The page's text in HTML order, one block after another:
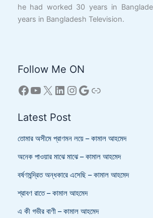
he had worked 30 years in
years in Bangladesh Television.
Follow Me ON
Latest Post
তোমার অসীমে প্রাণমন লয়ে – কামাল আহমেদ
অনেক পাওয়ার মাঝে মাঝে – কামাল আহমেদ
বর্ষণমন্দ্রিত অন্ধকারে এসেছি – কামাল আহমেদ
শ্রাবণ রাতে – কামাল আহমেদ
এ কী গভীর বাণী – কামাল আহমেদ